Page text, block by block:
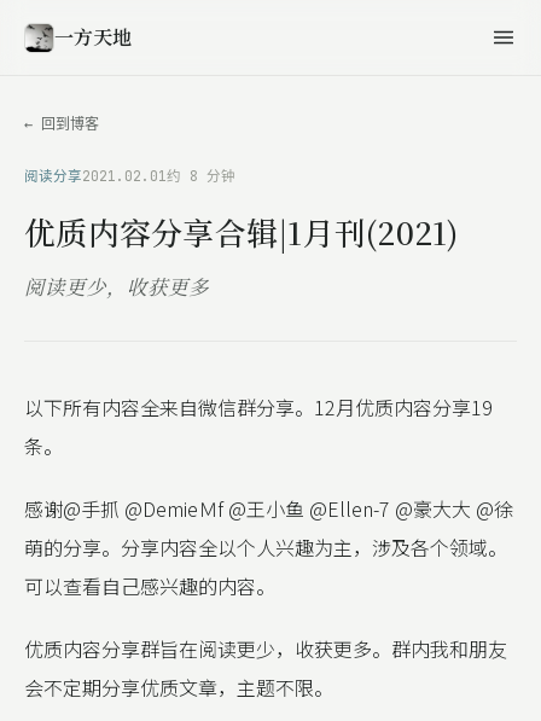
一方天地
← 回到博客
阅读分享2021.02.01约 8 分钟
优质内容分享合辑|1月刊(2021)
阅读更少，收获更多
以下所有内容全来自微信群分享。12月优质内容分享19
条。
感谢@手抓 @DemieＭf @王小鱼 @Ellen-7 @豪大大 @徐
萌的分享。分享内容全以个人兴趣为主，涉及各个领域。
可以查看自己感兴趣的内容。
优质内容分享群旨在阅读更少，收获更多。群内我和朋友
会不定期分享优质文章，主题不限。